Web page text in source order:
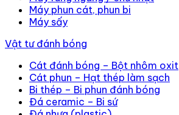
Máy phun cát, phun bi
Máy sấy
Vật tư đánh bóng
Cát đánh bóng – Bột nhôm oxit
Cát phun – Hạt thép làm sạch
Bi thép – Bi phun đánh bóng
Đá ceramic – Bi sứ